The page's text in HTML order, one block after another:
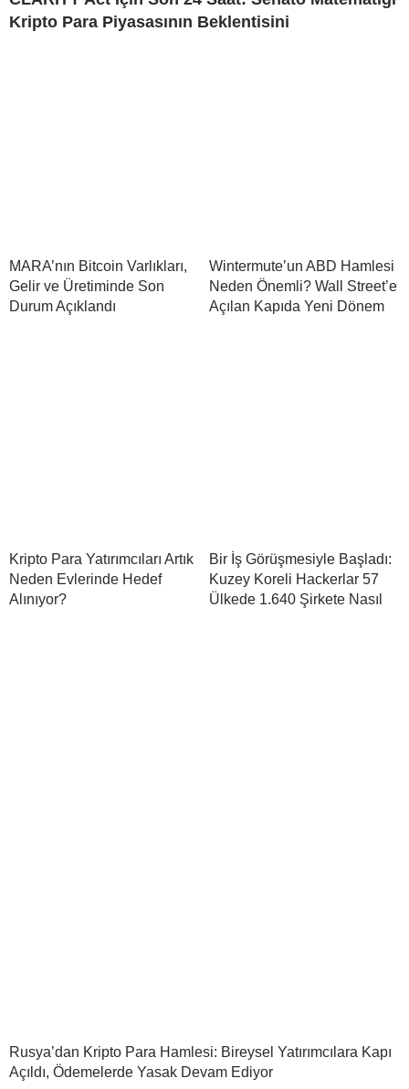
Kripto Para Piyasasının Beklentisini
MARA’nın Bitcoin Varlıkları,
Gelir ve Üretiminde Son
Durum Açıklandı
Wintermute’un ABD Hamlesi
Neden Önemli? Wall Street’e
Açılan Kapıda Yeni Dönem
Kripto Para Yatırımcıları Artık
Neden Evlerinde Hedef
Alınıyor?
Bir İş Görüşmesiyle Başladı:
Kuzey Koreli Hackerlar 57
Ülkede 1.640 Şirkete Nasıl
Rusya’dan Kripto Para Hamlesi: Bireysel Yatırımcılara Kapı
Açıldı, Ödemelerde Yasak Devam Ediyor